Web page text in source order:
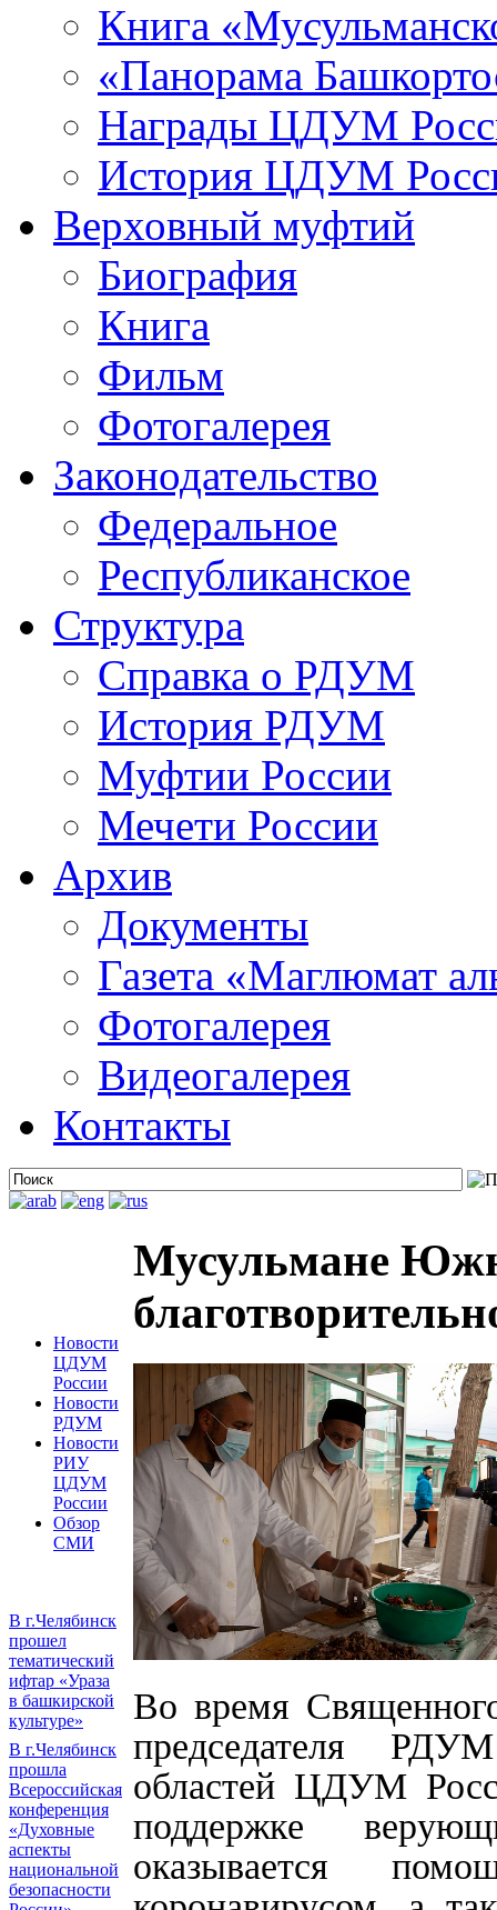
Книга
«Панорама
Награды ЦДУМ
История ЦДУМ
Верховный муфтий
Биография
Книга
Фильм
Фотогалерея
Законодательство
Федеральное
Республиканское
Структура
Справка о РДУМ
История РДУМ
Муфтии России
Мечети России
Архив
Документы
Газета «Маглюмат
Фотогалерея
Видеогалерея
Контакты
Новости
ЦДУМ
России
Новости
РДУМ
Новости
РИУ
ЦДУМ
России
Обзор
СМИ
В г.Челябинск
прошел
тематический
ифтар «Ураза
в башкирской
культуре»
В г.Челябинск
прошла
Всероссийская
конференция
«Духовные
аспекты
национальной
безопасности
Мусульмане
Во время
председателя
областей ЦДУМ
поддержке
оказывается